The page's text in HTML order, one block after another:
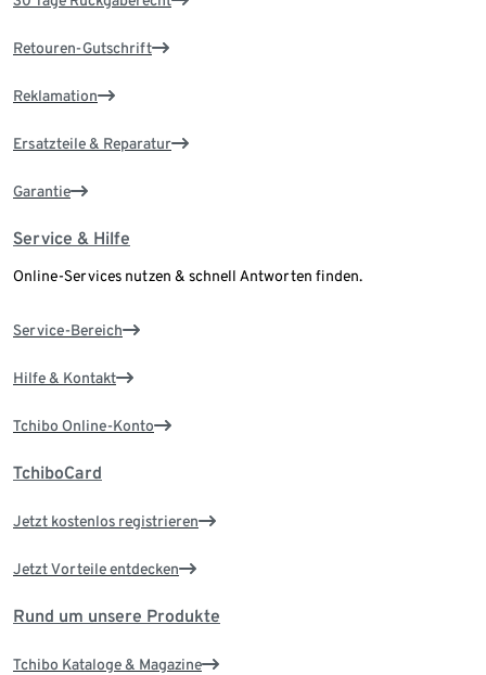
Retouren-Gutschrift
Reklamation
Ersatzteile & Reparatur
Garantie
Service & Hilfe
Online-Services nutzen & schnell Antworten finden.
Service-Bereich
Hilfe & Kontakt
Tchibo Online-Konto
TchiboCard
Jetzt kostenlos registrieren
Jetzt Vorteile entdecken
Rund um unsere Produkte
Tchibo Kataloge & Magazine